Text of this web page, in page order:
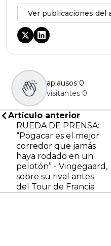
Ver publicaciones del
aplausos 0
visitantes 0
Artículo anterior
RUEDA DE PRENSA:
“Pogacar es el mejor
corredor que jamás
haya rodado en un
pelotón” - Vingegaard,
sobre su rival antes
del Tour de Francia